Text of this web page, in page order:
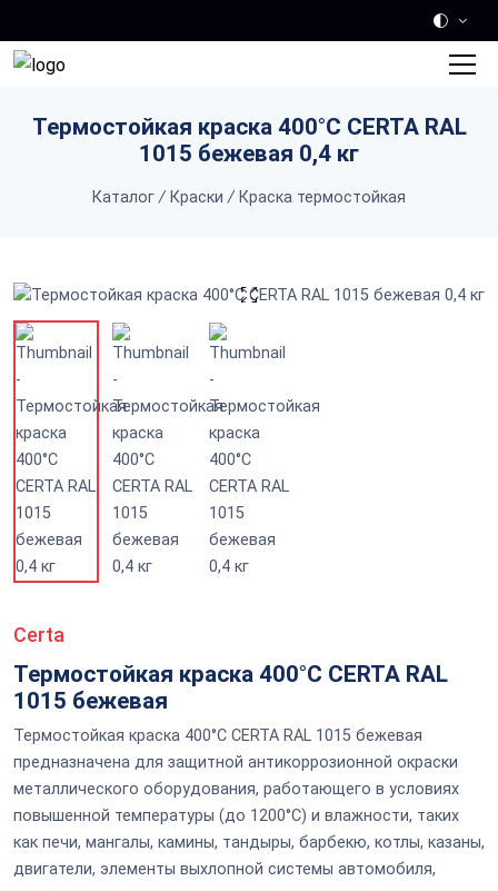
Термостойкая краска 400°С CERTA RAL
1015 бежевая 0,4 кг
Каталог / Краски / Краска термостойкая
Certa
Термостойкая краска 400°С CERTA RAL
1015 бежевая
Термостойкая краска 400°С CERTA RAL 1015 бежевая
предназначена для защитной антикоррозионной окраски
металлического оборудования, работающего в условиях
повышенной температуры (до 1200°С) и влажности, таких
как печи, мангалы, камины, тандыры, барбекю, котлы, казаны,
двигатели, элементы выхлопной системы автомобиля,